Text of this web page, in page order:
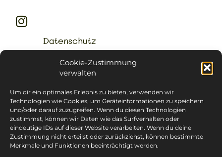
Cookie-Zustimmung
verwalten
Um dir ein optimales Erlebnis zu bieten, verwenden wir
Technologien wie Cookies, um Geräteinformationen zu speichern
und/oder darauf zuzugreifen. Wenn du diesen Technologien
zustimmst, können wir Daten wie das Surfverhalten oder
eindeutige IDs auf dieser Website verarbeiten. Wenn du deine
Zustimmung nicht erteilst oder zurückziehst, können bestimmte
Merkmale und Funktionen beeinträchtigt werden.
Datenschutz
Impressum
Cookie-Richtlinie (EU)
AGB